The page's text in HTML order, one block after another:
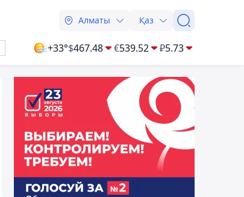
Алматы Қаз
+33°$467.48 €539.52 ₽5.73